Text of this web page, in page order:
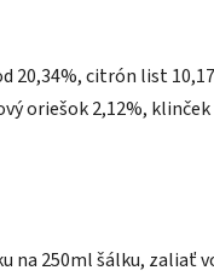
20,34%, citrón list
oriešok 2,12%, klinček
na 250ml šálku, zaliať